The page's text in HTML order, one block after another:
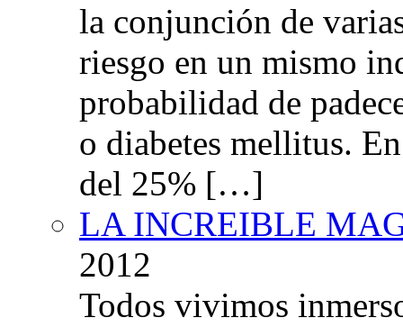
la conjunción de
riesgo en un mismo
probabilidad de
o diabetes mellitus.
del 25% […]
LA INCREIBLE
2012
Todos vivimos